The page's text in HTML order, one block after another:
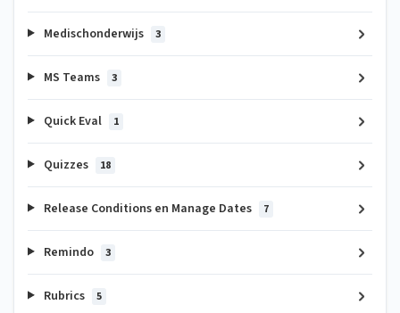
Medischonderwijs 3
MS Teams 3
Quick Eval 1
Quizzes 18
Release Conditions en Manage Dates 7
Remindo 3
Rubrics 5